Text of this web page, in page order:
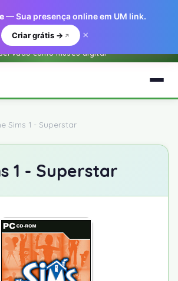
historico do O Sim BR.net (2001-2018) —
como museu digital
Sims 1 - Superstar
1 - Superstar
— Sua presença online em UM link.
Criar grátis → ×